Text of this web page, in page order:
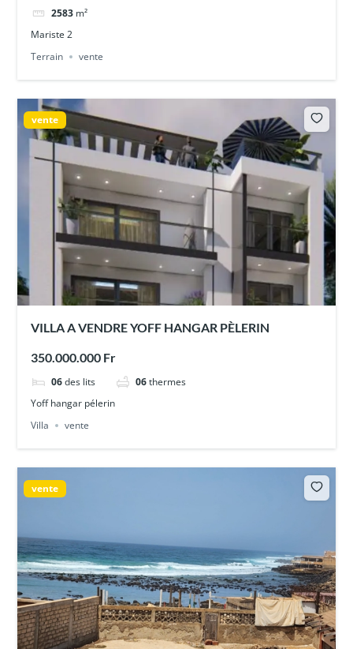
2583 m²
Mariste 2
Terrain
vente
vente
VILLA A VENDRE YOFF HANGAR PÈLERIN
350.000.000 Fr
06 des lits 06 thermes
Yoff hangar pélerin
Villa
vente
vente